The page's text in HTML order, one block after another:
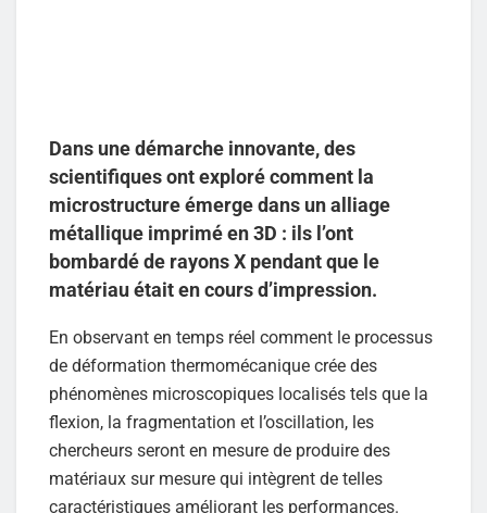
Dans une démarche innovante, des
scientifiques ont exploré comment la
microstructure émerge dans un alliage
métallique imprimé en 3D : ils l’ont
bombardé de rayons X pendant que le
matériau était en cours d’impression.
En observant en temps réel comment le processus
de déformation thermomécanique crée des
phénomènes microscopiques localisés tels que la
flexion, la fragmentation et l’oscillation, les
chercheurs seront en mesure de produire des
matériaux sur mesure qui intègrent de telles
caractéristiques améliorant les performances.